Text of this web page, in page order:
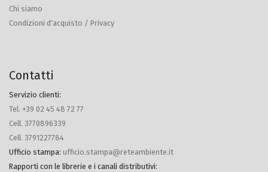
Chi siamo
Condizioni d'acquisto / Privacy
Contatti
Servizio clienti:
Tel. +39 02 45 48 72 77
Cell. 3770896339
Cell. 3791227784
Ufficio stampa: ufficio.stampa@reteambiente.it
Rapporti con le librerie e i canali distributivi: